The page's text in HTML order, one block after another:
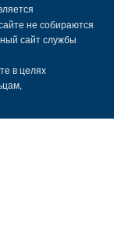
не собираются
сайт службы
в целях